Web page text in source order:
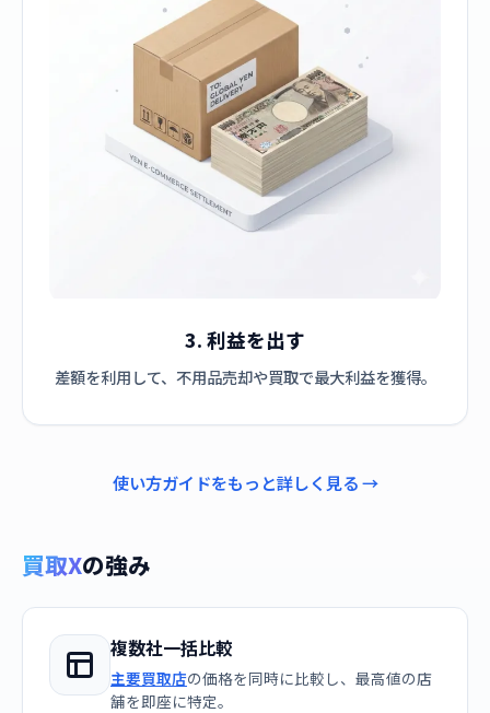
3. 利益を出す
差額を利用して、不用品売却や買取で最大利益を獲得。
使い方ガイドをもっと詳しく見る →
買取Xの強み
複数社一括比較
主要買取店の価格を同時に比較し、最高値の店
舗を即座に特定。